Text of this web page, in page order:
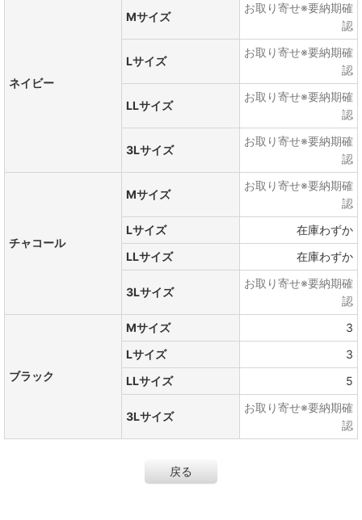
ネイビー
Mサイズ
お取り寄せ※要納期確
認
Lサイズ
お取り寄せ※要納期確
認
LLサイズ
お取り寄せ※要納期確
認
3Lサイズ
お取り寄せ※要納期確
認
チャコール
Mサイズ
お取り寄せ※要納期確
認
Lサイズ
在庫わずか
LLサイズ
在庫わずか
3Lサイズ
お取り寄せ※要納期確
認
ブラック
Mサイズ
3
Lサイズ
3
LLサイズ
5
3Lサイズ
お取り寄せ※要納期確
認
戻る